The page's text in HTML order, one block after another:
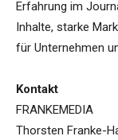
Erfahrung im
Inhalte, starke
für Unternehmen
Kontakt
FRANKEMEDIA
Thorsten Franke-